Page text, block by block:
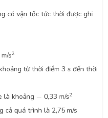
có vận tốc tức thời được ghi
s2
từ thời điểm 3 s đến thời
là khoảng − 0,33 m/s2
cả quá trình là 2,75 m/s